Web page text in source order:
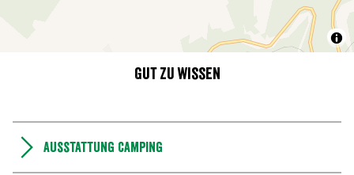
Gut zu wissen
Ausstattung Camping